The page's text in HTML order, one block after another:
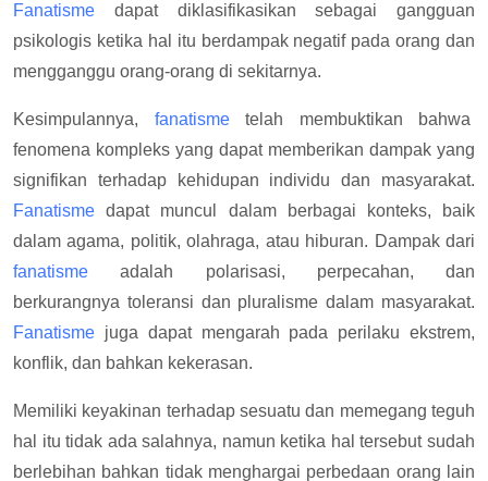
Fanatisme dapat diklasifikasikan sebagai gangguan
psikologis ketika hal itu berdampak negatif pada orang dan
mengganggu orang-orang di sekitarnya.
Kesimpulannya, fanatismetelah membuktikan bahwa
fenomena kompleks yang dapat memberikan dampak yang
signifikan terhadap kehidupan individu dan masyarakat.
Fanatisme dapat muncul dalam berbagai konteks, baik
dalam agama, politik, olahraga, atau hiburan. Dampak dari
fanatisme adalah polarisasi, perpecahan, dan
berkurangnya toleransi dan pluralisme dalam masyarakat.
Fanatisme juga dapat mengarah pada perilaku ekstrem,
konflik, dan bahkan kekerasan.
Memiliki keyakinan terhadap sesuatu dan memegang teguh
hal itu tidak ada salahnya, namun ketika hal tersebut sudah
berlebihan bahkan tidak menghargai perbedaan orang lain